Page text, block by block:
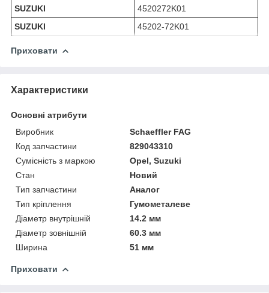
SUZUKI
4520272K01
SUZUKI
45202-72K01
Приховати
Характеристики
Основні атрибути
Виробник
Schaeffler FAG
Код запчастини
829043310
Сумісність з маркою
Opel, Suzuki
Стан
Новий
Тип запчастини
Аналог
Тип кріплення
Гумометалеве
Діаметр внутрішній
14.2 мм
Діаметр зовнішній
60.3 мм
Ширина
51 мм
Приховати